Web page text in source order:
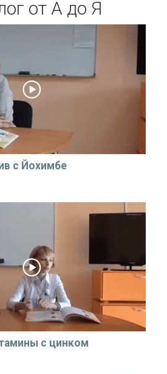
от А до Я
с Йохимбе
с цинком